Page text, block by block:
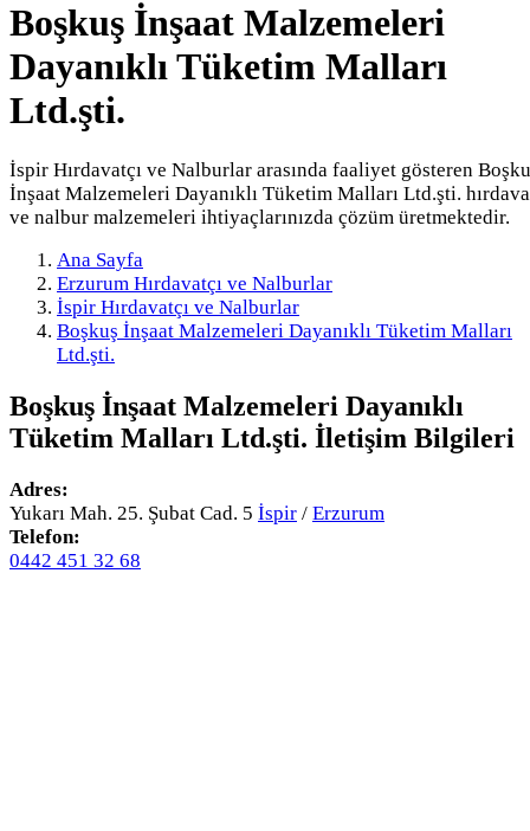
Boşkuş İnşaat Malzemeleri
Dayanıklı Tüketim Malları
Ltd.şti.
İspir Hırdavatçı ve Nalburlar arasında faaliyet gösteren
İnşaat Malzemeleri Dayanıklı Tüketim Malları Ltd.şti.
ve nalbur malzemeleri ihtiyaçlarınızda çözüm üretmektedir.
Ana Sayfa
Erzurum Hırdavatçı ve Nalburlar
İspir Hırdavatçı ve Nalburlar
Boşkuş İnşaat Malzemeleri Dayanıklı Tüketim Malları
Ltd.şti.
Boşkuş İnşaat Malzemeleri Dayanıklı
Tüketim Malları Ltd.şti. İletişim Bilgileri
Adres:
Yukarı Mah. 25. Şubat Cad. 5 İspir / Erzurum
Telefon:
0442 451 32 68